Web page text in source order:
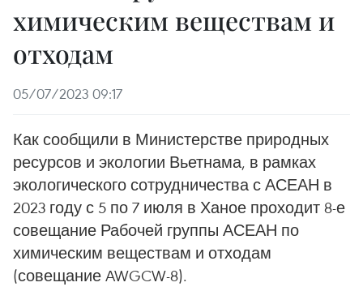
химическим веществам и
отходам
05/07/2023 09:17
Как сообщили в Министерстве природных
ресурсов и экологии Вьетнама, в рамках
экологического сотрудничества с АСЕАН в
2023 году с 5 по 7 июля в Ханое проходит 8-е
совещание Рабочей группы АСЕАН по
химическим веществам и отходам
(совещание AWGCW-8).